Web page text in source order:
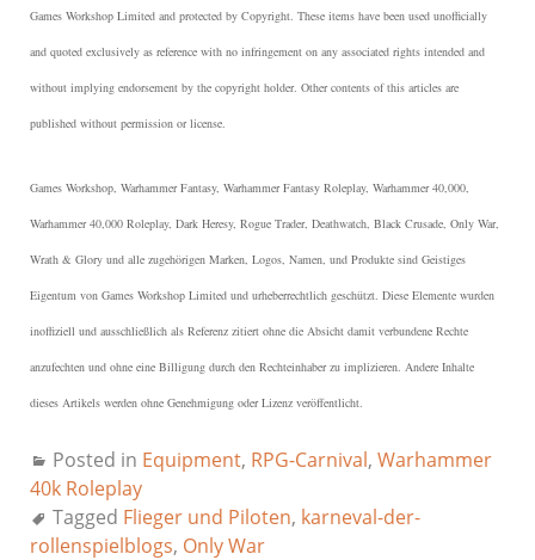
Games Workshop Limited and protected by Copyright. These items have been used unofficially
and quoted exclusively as reference with no infringement on any associated rights intended and
without implying endorsement by the copyright holder. Other contents of this articles are
published without permission or license.
Games Workshop, Warhammer Fantasy, Warhammer Fantasy Roleplay, Warhammer 40,000,
Warhammer 40,000 Roleplay, Dark Heresy, Rogue Trader, Deathwatch, Black Crusade, Only War,
Wrath & Glory und alle zugehörigen Marken, Logos, Namen, und Produkte sind Geistiges
Eigentum von Games Workshop Limited und urheberrechtlich geschützt. Diese Elemente wurden
inoffiziell und ausschließlich als Referenz zitiert ohne die Absicht damit verbundene Rechte
anzufechten und ohne eine Billigung durch den Rechteinhaber zu implizieren. Andere Inhalte
dieses Artikels werden ohne Genehmigung oder Lizenz veröffentlicht.
Posted in Equipment, RPG-Carnival, Warhammer
40k Roleplay
Tagged Flieger und Piloten, karneval-der-
rollenspielblogs, Only War